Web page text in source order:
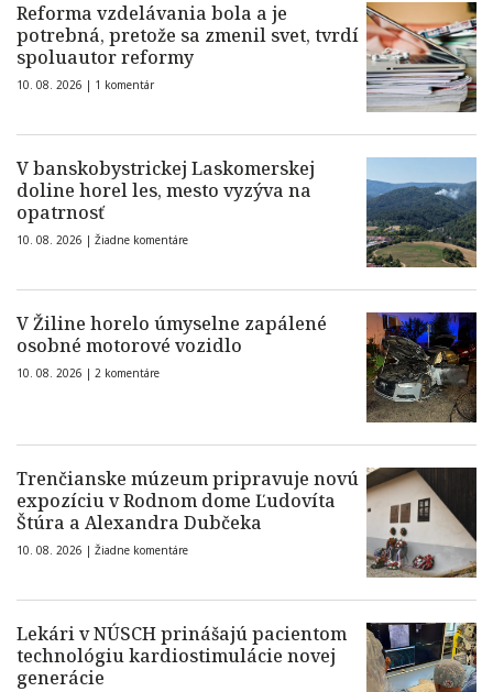
Reforma vzdelávania bola a je
potrebná, pretože sa zmenil svet, tvrdí
spoluautor reformy
10. 08. 2026 | 1 komentár
V banskobystrickej Laskomerskej
doline horel les, mesto vyzýva na
opatrnosť
10. 08. 2026 | Žiadne komentáre
V Žiline horelo úmyselne zapálené
osobné motorové vozidlo
10. 08. 2026 | 2 komentáre
Trenčianske múzeum pripravuje novú
expozíciu v Rodnom dome Ľudovíta
Štúra a Alexandra Dubčeka
10. 08. 2026 | Žiadne komentáre
Lekári v NÚSCH prinášajú pacientom
technológiu kardiostimulácie novej
generácie